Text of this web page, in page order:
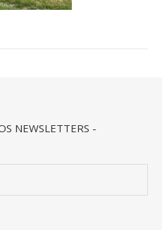
NEWSLETTERS -